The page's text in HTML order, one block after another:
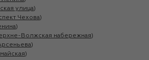
улица)
Чехова)
Волжская набережная)